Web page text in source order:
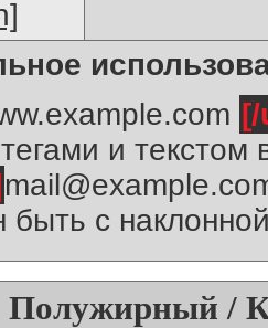
и текстом
быть с
Полужирный /